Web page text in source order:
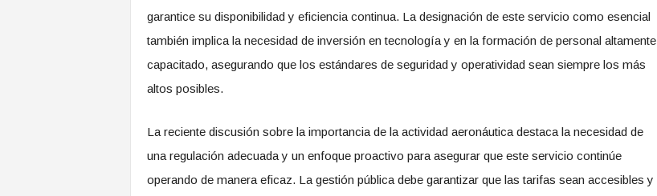
garantice su disponibilidad y eficiencia continua. La designación de este servicio como esencial
también implica la necesidad de inversión en tecnología y en la formación de personal altamente
capacitado, asegurando que los estándares de seguridad y operatividad sean siempre los más
altos posibles.
La reciente discusión sobre la importancia de la actividad aeronáutica destaca la necesidad de
una regulación adecuada y un enfoque proactivo para asegurar que este servicio continúe
operando de manera eficaz. La gestión pública debe garantizar que las tarifas sean accesibles y